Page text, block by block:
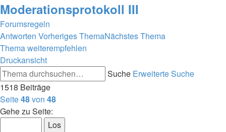
Moderationsprotokoll III
Forumsregeln
Antworten Vorheriges ThemaNächstes Thema
Thema weiterempfehlen
Druckansicht
Suche Erweiterte Suche
1518 Beiträge
Seite48von 48
Gehe zu Seite: